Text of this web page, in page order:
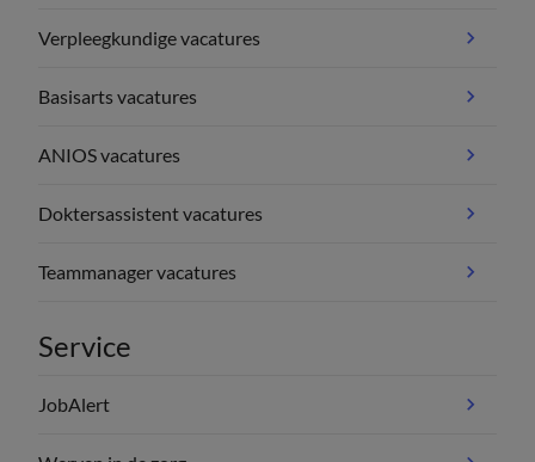
Verpleegkundige vacatures
Basisarts vacatures
ANIOS vacatures
Doktersassistent vacatures
Teammanager vacatures
Service
JobAlert